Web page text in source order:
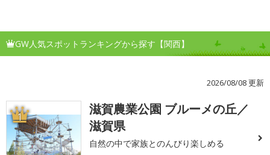
GW人気スポットランキングから探す【関西】
2026/08/08 更新
1
滋賀農業公園 ブルーメの丘／
滋賀県
自然の中で家族とのんびり楽しめる